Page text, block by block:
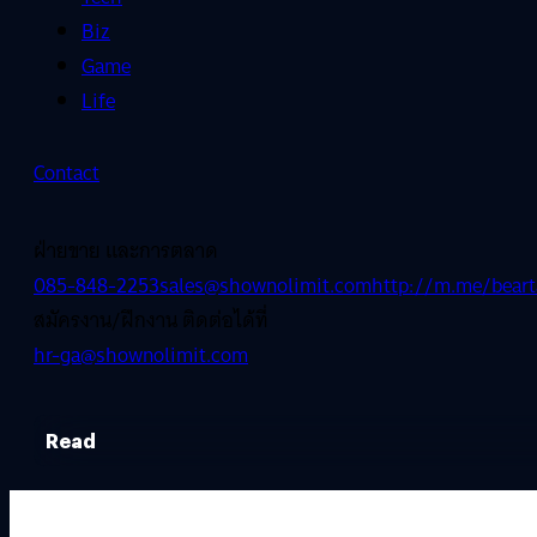
Biz
Game
Life
Contact
ฝ่ายขาย และการตลาด
085-848-2253sales@shownolimit.comhttp://m.me/
สมัครงาน/ฝึกงาน ติดต่อได้ที่
hr-ga@shownolimit.com
Read